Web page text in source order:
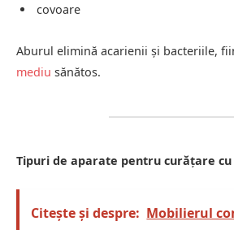
covoare
Aburul elimină acarienii și bacteriile,
mediu sănătos.
Tipuri de aparate pentru curățare
Citește și despre: Mobilierul